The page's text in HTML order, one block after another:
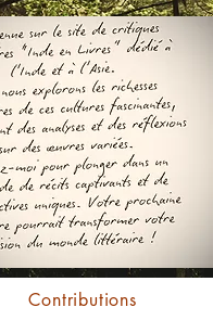
Contributions